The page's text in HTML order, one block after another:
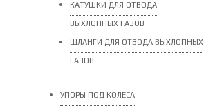
КАТУШКИ ДЛЯ ОТВОДА
ВЫХЛОПНЫХ ГАЗОВ
ШЛАНГИ ДЛЯ ОТВОДА ВЫХЛОПНЫХ
ГАЗОВ
УПОРЫ ПОД КОЛЕСА